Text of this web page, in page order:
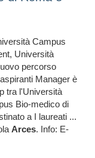
Campus
Università
percorso
Manager è
tra l'Università
Bio-medico di
a I laureati ...
Arces. Info: E-